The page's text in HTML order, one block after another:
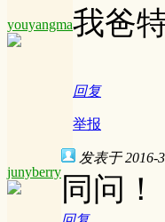
youyangma我爸
回复
举报
junyberry
发表于 2016-
同问！